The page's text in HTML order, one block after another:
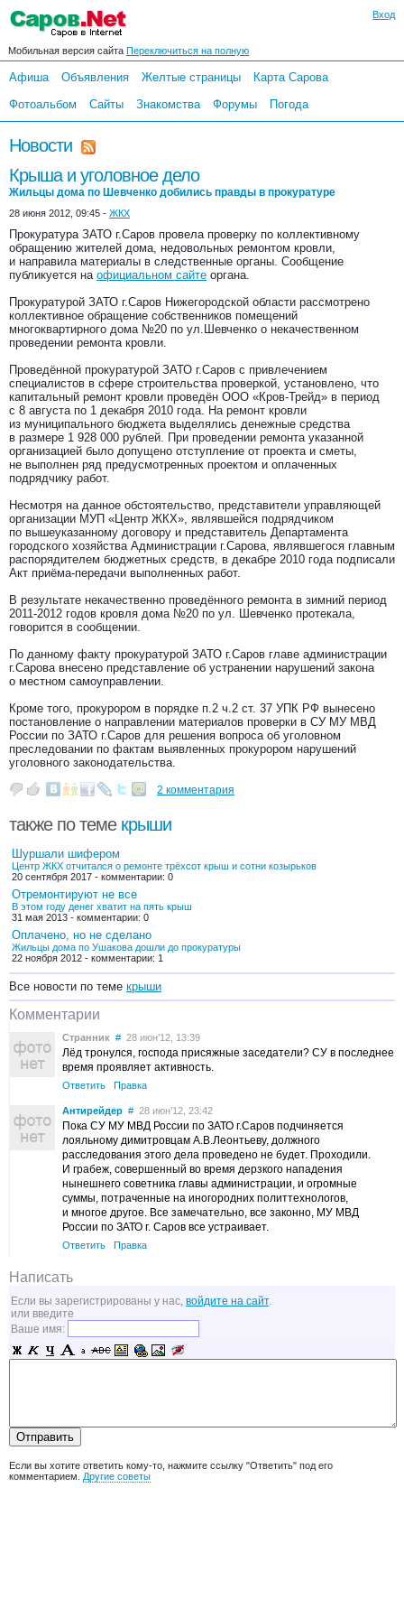
Вход
Мобильная версия сайта Переключиться на полную
Афиша Объявления Желтые страницы
Карта Сарова
Фотоальбом
Сайты Знакомства Форумы Погода
Новости
Крыша и уголовное дело
Жильцы дома по Шевченко добились правды в прокуратуре
28 июня 2012, 09:45 - ЖКХ
Прокуратура ЗАТО г.Саров провела проверку по коллективному
обращению жителей дома, недовольных ремонтом кровли,
и направила материалы в следственные органы. Сообщение
публикуется на официальном сайте органа.
Прокуратурой ЗАТО г.Саров Нижегородской области рассмотрено
коллективное обращение собственников помещений
многоквартирного дома №20 по ул.Шевченко о некачественном
проведении ремонта кровли.
Проведённой прокуратурой ЗАТО г.Саров с привлечением
специалистов в сфере строительства проверкой, установлено, что
капитальный ремонт кровли проведён ООО «Кров-Трейд» в период
с 8 августа по 1 декабря 2010 года. На ремонт кровли
из муниципального бюджета выделялись денежные средства
в размере 1 928 000 рублей. При проведении ремонта указанной
организацией было допущено отступление от проекта и сметы,
не выполнен ряд предусмотренных проектом и оплаченных
подрядчику работ.
Несмотря на данное обстоятельство, представители управляющей
организации МУП «Центр ЖКХ», являвшейся подрядчиком
по вышеуказанному договору и представитель Департамента
городского хозяйства Администрации г.Сарова, являвшегося главным
распорядителем бюджетных средств, в декабре 2010 года подписали
Акт приёма-передачи выполненных работ.
В результате некачественно проведённого ремонта в зимний период
2011-2012 годов кровля дома №20 по ул. Шевченко протекала,
говорится в сообщении.
По данному факту прокуратурой ЗАТО г.Саров главе администрации
г.Сарова внесено представление об устранении нарушений закона
о местном самоуправлении.
Кроме того, прокурором в порядке п.2 ч.2 ст. 37 УПК РФ вынесено
постановление о направлении материалов проверки в СУ МУ МВД
России по ЗАТО г.Саров для решения вопроса об уголовном
преследовании по фактам выявленных прокурором нарушений
уголовного законодательства.
2 комментария
также по теме крыши
Шуршали шифером
Центр ЖКХ отчитался о ремонте трёхсот крыш и сотни козырьков
20 сентября 2017 - комментарии: 0
Отремонтируют не все
В этом году денег хватит на пять крыш
31 мая 2013 - комментарии: 0
Оплачено, но не сделано
Жильцы дома по Ушакова дошли до прокуратуры
22 ноября 2012 - комментарии: 1
Все новости по теме крыши
Комментарии
Странник # 28 июн’12, 13:39
Лёд тронулся, господа присяжные заседатели? СУ в последнее
время проявляет активность.
Ответить Правка
Антирейдер # 28 июн’12, 23:42
Пока СУ МУ МВД России по ЗАТО г.Саров подчиняется
лояльному димитровцам А.В.Леонтьеву, должного
расследования этого дела проведено не будет. Проходили.
И грабеж, совершенный во время дерзкого нападения
нынешнего советника главы администрации, и огромные
суммы, потраченные на иногородних политтехнологов,
и многое другое. Все замечательно, все законно, МУ МВД
России по ЗАТО г. Саров все устраивает.
Ответить Правка
Написать
Если вы зарегистрированы у нас, войдите на сайт.
или введите
Ваше имя:
Если вы хотите ответить кому-то, нажмите ссылку "Ответить" под его
комментарием. Другие советы